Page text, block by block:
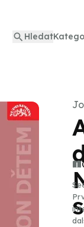
Hledat